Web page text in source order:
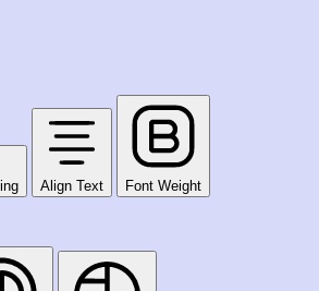
Align Text Font Weight